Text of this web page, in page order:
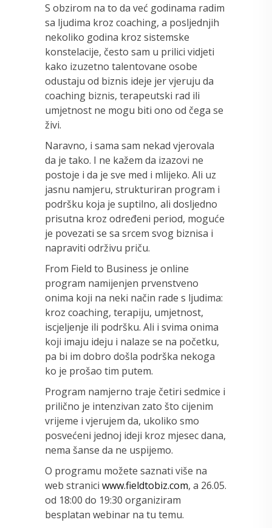
S obzirom na to da već godinama radim
sa ljudima kroz coaching, a posljednjih
nekoliko godina kroz sistemske
konstelacije, često sam u prilici vidjeti
kako izuzetno talentovane osobe
odustaju od biznis ideje jer vjeruju da
coaching biznis, terapeutski rad ili
umjetnost ne mogu biti ono od čega se
živi.
Naravno, i sama sam nekad vjerovala
da je tako. I ne kažem da izazovi ne
postoje i da je sve med i mlijeko. Ali uz
jasnu namjeru, strukturiran program i
podršku koja je suptilno, ali dosljedno
prisutna kroz određeni period, moguće
je povezati se sa srcem svog biznisa i
napraviti održivu priču.
From Field to Business je online
program namijenjen prvenstveno
onima koji na neki način rade s ljudima:
kroz coaching, terapiju, umjetnost,
iscjeljenje ili podršku. Ali i svima onima
koji imaju ideju i nalaze se na početku,
pa bi im dobro došla podrška nekoga
ko je prošao tim putem.
Program namjerno traje četiri sedmice i
prilično je intenzivan zato što cijenim
vrijeme i vjerujem da, ukoliko smo
posvećeni jednoj ideji kroz mjesec dana,
nema šanse da ne uspijemo.
O programu možete saznati više na
web stranici www.fieldtobiz.com, a 26.05.
od 18:00 do 19:30 organiziram
besplatan webinar na tu temu.